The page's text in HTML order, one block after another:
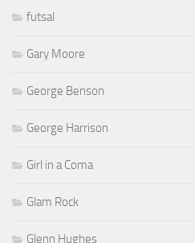
futsal
Gary Moore
George Benson
George Harrison
Girl in a Coma
Glam Rock
Glenn Hughes